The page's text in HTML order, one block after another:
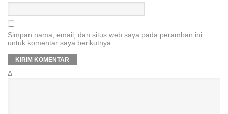
Simpan nama, email, dan situs web saya pada peramban ini
untuk komentar saya berikutnya.
Δ